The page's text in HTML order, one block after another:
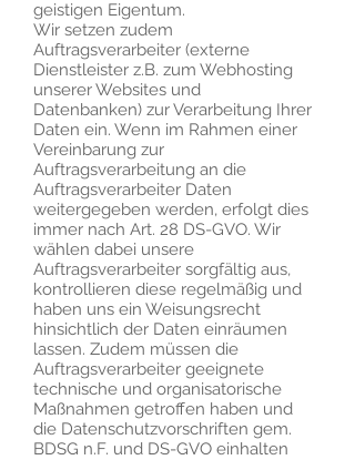
geistigen Eigentum.
Wir setzen zudem
Auftragsverarbeiter (externe
Dienstleister z.B. zum Webhosting
unserer Websites und
Datenbanken) zur Verarbeitung Ihrer
Daten ein. Wenn im Rahmen einer
Vereinbarung zur
Auftragsverarbeitung an die
Auftragsverarbeiter Daten
weitergegeben werden, erfolgt dies
immer nach Art. 28 DS-GVO. Wir
wählen dabei unsere
Auftragsverarbeiter sorgfältig aus,
kontrollieren diese regelmäßig und
haben uns ein Weisungsrecht
hinsichtlich der Daten einräumen
lassen. Zudem müssen die
Auftragsverarbeiter geeignete
technische und organisatorische
Maßnahmen getroffen haben und
die Datenschutzvorschriften gem.
BDSG n.F. und DS-GVO einhalten